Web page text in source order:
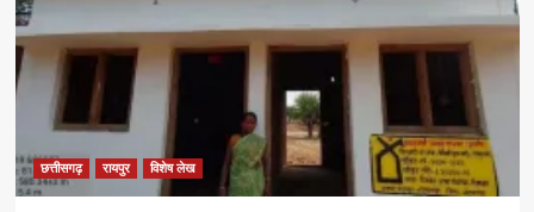
छत्तीसगढ़ रायपुर विशेष लेख